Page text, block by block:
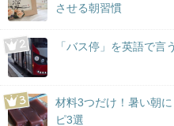
させる朝習慣
「バス停」を英語で言
材料3つだけ！暑い朝
ピ3選